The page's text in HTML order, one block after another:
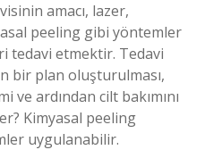
amacı, lazer,
peeling gibi yöntemler
tedavi etmektir. Tedavi
bir plan oluşturulması,
ve ardından cilt bakımını
Kimyasal peeling
uygulanabilir.